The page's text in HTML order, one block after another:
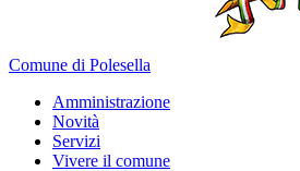
Comune di Polesella
Amministrazione
Novità
Servizi
Vivere il comune